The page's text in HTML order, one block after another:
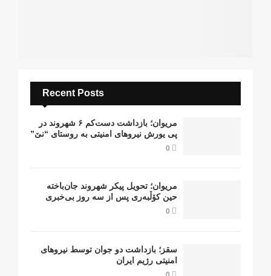
Recent Posts
مریوان؛ بازداشت دست‌کم ۶ شهروند در
پی یورش نیروهای امنیتی به روستای “نێ”
0
مریوان؛ تحویل پیکر شهروند جان‌باخته
حین کۆڵبەری پس از سە روز بی‌خبری
0
سقز؛ بازداشت دو جوان توسط نیروهای
امنیتی رژیم ایران